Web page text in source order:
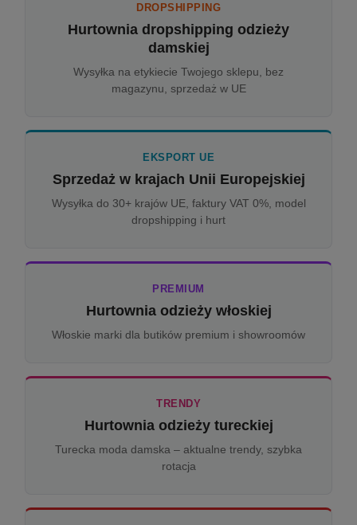
DROPSHIPPING
Hurtownia dropshipping odzieży
damskiej
Wysyłka na etykiecie Twojego sklepu, bez
magazynu, sprzedaż w UE
EKSPORT UE
Sprzedaż w krajach Unii Europejskiej
Wysyłka do 30+ krajów UE, faktury VAT 0%, model
dropshipping i hurt
PREMIUM
Hurtownia odzieży włoskiej
Włoskie marki dla butików premium i showroomów
TRENDY
Hurtownia odzieży tureckiej
Turecka moda damska – aktualne trendy, szybka
rotacja